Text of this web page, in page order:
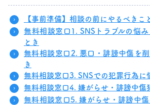
【事前準備】相談の前にやるべきこ
無料相談窓口1. SNSトラブルの悩
とき
無料相談窓口2. 悪口・誹謗中傷を
き
無料相談窓口3. SNSでの犯罪行為に
無料相談窓口4. 嫌がらせ・誹謗中傷
無料相談窓口5. 嫌がらせ・誹謗中